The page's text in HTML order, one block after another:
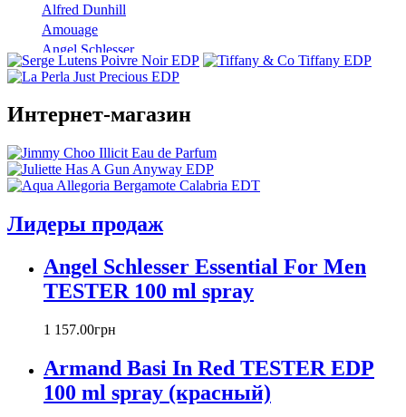
Alfred Dunhill
Amouage
Angel Schlesser
Anna Sui
Annick Goutal
Antonio Banderas
Aramis
Armaf
Armand Basi
Azzaro
Baldinini
Banana Republic
Betty Barclay
Bill Blass
Biotherm
Blumarine
Интернет-магазин
Лидеры продаж
Angel Schlesser Essential For Men
TESTER 100 ml spray
1 157.00грн
Armand Basi In Red TESTER EDP
100 ml spray (красный)